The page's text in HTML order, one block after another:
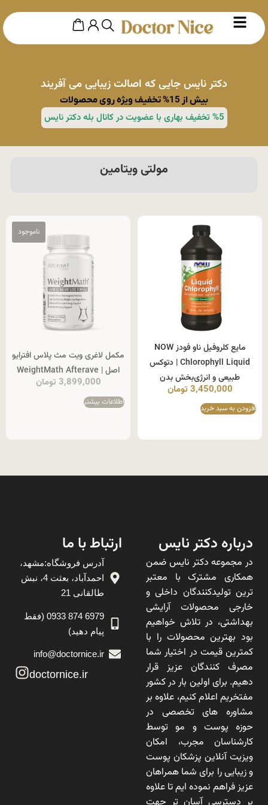
دکتر نایس جایی که اصالت زیبایی می آفریند
بیش از 15% تخفیف ویژه روی محصولات
%5 تخفیف بهاری با عضویت در کانال بله دکتر نایس
مولتی ویتامین
مایع کلروفیل ناو فودز NOW
Chlorophyll Liquid | دتوکس
طبیعی و انرژی‌بخش بدن
3,450,000 تومان
افزودن به سبد خرید
مکمل لاغری ویت مث پلاس افترایو
اصل | WeightMath Afterave
3,899,000 تومان
اطلاعات بیشتر
درباره دکتر نایس
در مجموعه دکتر نایس ضمن
همکاری مشترک با معتبر
ترین تولیدکنندگان داخلی و
خارجی محصولات آرایشی
بهداشتی، در تلاش خواهیم
بود بهترین محصولات را با
کمترین قیمت در اختیار شما
مصرف کنندگان عزیز قرار
دهیم. برای اولین بار در کشور
مفتخریم اعلام کنیم، علاوه بر
مشاوره های تخصصی در
حوزه پوست و مو توسط
کارشناسان مجرب، امکان
ویزیت آنلاین پزشکان پوست
و زیبایی را برای شما همراهان
عزیز فراهم نموده ایم تا علاوه
ارتباط با ما
آدرس فروشگاه:مشهد،
احمدآباد، بعثت 4، نبش
طالقانی 21
6979 874 0933 (فقط
پیام دهید)
info@doctornice.ir
doctornice.ir